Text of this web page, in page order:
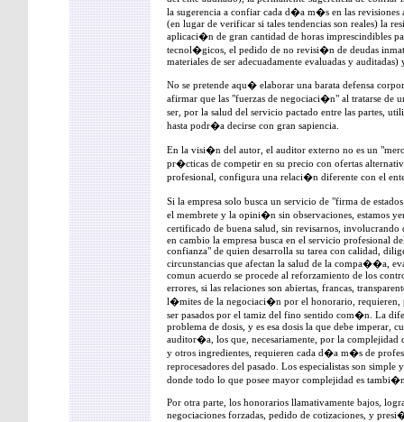
la sugerencia a confiar cada d�a m�s en las revisiones
(en lugar de verificar si tales tendencias son reales) la
aplicaci�n de gran cantidad de horas imprescindibles
tecnol�gicos, el pedido de no revisi�n de deudas
materiales de ser adecuadamente evaluadas y auditadas)
No se pretende aqu� elaborar una barata defensa
afirmar que las "fuerzas de negociaci�n" al tratarse de
ser, por la salud del servicio pactado entre las partes,
hasta podr�a decirse con gran sapiencia.
En la visi�n del autor, el auditor externo no es un
pr�cticas de competir en su precio con ofertas
profesional, configura una relaci�n diferente con el
Si la empresa solo busca un servicio de "firma de
el membrete y la opini�n sin observaciones, estamos
certificado de buena salud, sin revisarnos,
en cambio la empresa busca en el servicio profesional
confianza" de quien desarrolla su tarea con calidad,
circunstancias que afectan la salud de la compa��a,
comun acuerdo se procede al reforzamiento de los
errores, si las relaciones son abiertas, francas,
l�mites de la negociaci�n por el honorario, requieren,
ser pasados por el tamiz del fino sentido com�n. La
problema de dosis, y es esa dosis la que debe imperar,
auditor�a, los que, necesariamente, por la
y otros ingredientes, requieren cada d�a m�s de
reprocesadores del pasado. Los especialistas son
donde todo lo que posee mayor complejidad es
Por otra parte, los honorarios llamativamente bajos,
negociaciones forzadas, pedido de cotizaciones, y